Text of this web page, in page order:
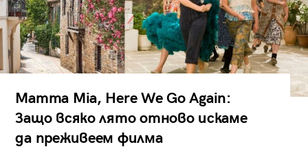
Mamma Mia, Here We Go Again:
Защо всяко лято отново искаме
да преживеем филма